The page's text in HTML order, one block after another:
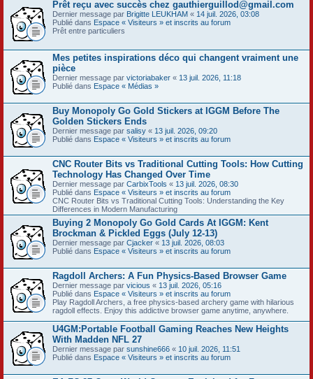
Prêt reçu avec succès chez gauthierguillod@gmail.com
Dernier message par Brigitte LEUKHAM « 14 juil. 2026, 03:08
Publié dans Espace « Visiteurs » et inscrits au forum
Prêt entre particuliers
Mes petites inspirations déco qui changent vraiment une
pièce
Dernier message par victoriabaker « 13 juil. 2026, 11:18
Publié dans Espace « Médias »
Buy Monopoly Go Gold Stickers at IGGM Before The
Golden Stickers Ends
Dernier message par salisy « 13 juil. 2026, 09:20
Publié dans Espace « Visiteurs » et inscrits au forum
CNC Router Bits vs Traditional Cutting Tools: How Cutting
Technology Has Changed Over Time
Dernier message par CarbixTools « 13 juil. 2026, 08:30
Publié dans Espace « Visiteurs » et inscrits au forum
CNC Router Bits vs Traditional Cutting Tools: Understanding the Key
Differences in Modern Manufacturing
Buying 2 Monopoly Go Gold Cards At IGGM: Kent
Brockman & Pickled Eggs (July 12-13)
Dernier message par Cjacker « 13 juil. 2026, 08:03
Publié dans Espace « Visiteurs » et inscrits au forum
Ragdoll Archers: A Fun Physics-Based Browser Game
Dernier message par vicious « 13 juil. 2026, 05:16
Publié dans Espace « Visiteurs » et inscrits au forum
Play Ragdoll Archers, a free physics-based archery game with hilarious
ragdoll effects. Enjoy this addictive browser game anytime, anywhere.
U4GM:Portable Football Gaming Reaches New Heights
With Madden NFL 27
Dernier message par sunshine666 « 10 juil. 2026, 11:51
Publié dans Espace « Visiteurs » et inscrits au forum